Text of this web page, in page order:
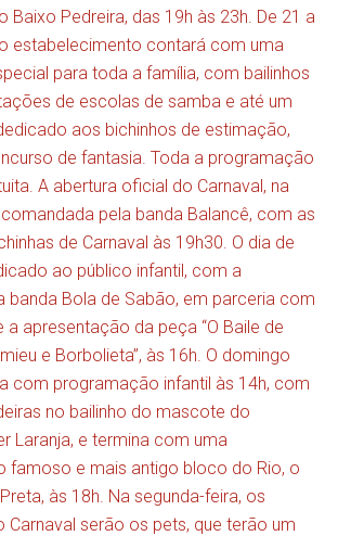
Baixo Pedreira, das 19h às 23h. De 21 a
estabelecimento contará com uma
para toda a família, com bailinhos
de escolas de samba e até um
aos bichinhos de estimação,
de fantasia. Toda a programação
A abertura oficial do Carnaval, na
pela banda Balancê, com as
de Carnaval às 19h30. O dia de
ao público infantil, com a
banda Bola de Sabão, em parceria com
a apresentação da peça “O Baile de
e Borbolieta”, às 16h. O domingo
com programação infantil às 14h, com
no bailinho do mascote do
Laranja, e termina com uma
famoso e mais antigo bloco do Rio, o
às 18h. Na segunda-feira, os
Carnaval serão os pets, que terão um